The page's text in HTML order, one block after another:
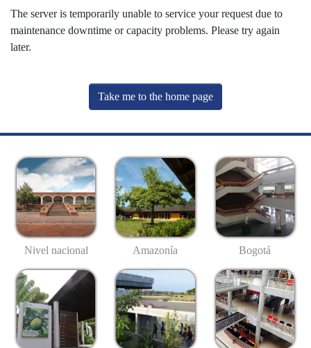
The server is temporarily unable to service your request due to
maintenance downtime or capacity problems. Please try again
later.
Take me to the home page
Nivel nacional Amazonía Bogotá